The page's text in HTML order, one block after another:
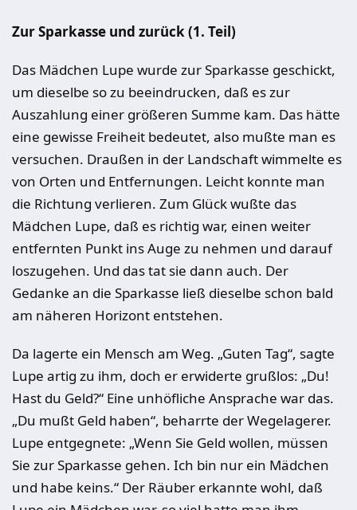
Zur Sparkasse und zurück (1. Teil)
Das Mädchen Lupe wurde zur Sparkasse geschickt,
um dieselbe so zu beeindrucken, daß es zur
Auszahlung einer größeren Summe kam. Das hätte
eine gewisse Freiheit bedeutet, also mußte man es
versuchen. Draußen in der Landschaft wimmelte es
von Orten und Entfernungen. Leicht konnte man
die Richtung verlieren. Zum Glück wußte das
Mädchen Lupe, daß es richtig war, einen weiter
entfernten Punkt ins Auge zu nehmen und darauf
loszugehen. Und das tat sie dann auch. Der
Gedanke an die Sparkasse ließ dieselbe schon bald
am näheren Horizont entstehen.
Da lagerte ein Mensch am Weg. „Guten Tag“, sagte
Lupe artig zu ihm, doch er erwiderte grußlos: „Du!
Hast du Geld?“ Eine unhöfliche Ansprache war das.
„Du mußt Geld haben“, beharrte der Wegelagerer.
Lupe entgegnete: „Wenn Sie Geld wollen, müssen
Sie zur Sparkasse gehen. Ich bin nur ein Mädchen
und habe keins.“ Der Räuber erkannte wohl, daß